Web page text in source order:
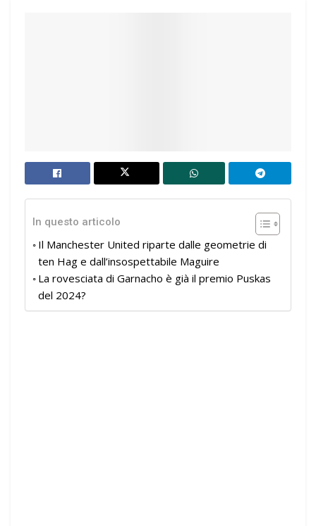
In questo articolo
Il Manchester United riparte dalle geometrie di
ten Hag e dall’insospettabile Maguire
La rovesciata di Garnacho è già il premio Puskas
del 2024?